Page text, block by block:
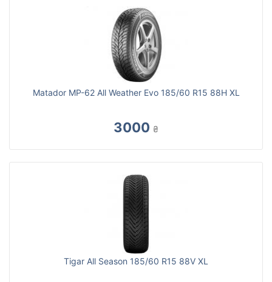
Matador MP-62 All Weather Evo 185/60 R15 88H XL
3000 ₴
Tigar All Season 185/60 R15 88V XL